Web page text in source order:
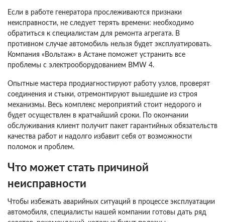
Если в работе генератора прослеживаются признаки
неисправности, не следует терять времени: необходимо
обратиться к специалистам для ремонта агрегата. В
противном случае автомобиль нельзя будет эксплуатировать.
Компания «Вольтаж» в Астане поможет устранить все
проблемы с электрооборудованием BMW 4.
Опытные мастера продиагностируют работу узлов, проверят
соединения и стыки, отремонтируют вышедшие из строя
механизмы. Весь комплекс мероприятий стоит недорого и
будет осуществлен в кратчайший сроки. По окончании
обслуживания клиент получит пакет гарантийных обязательств
качества работ и надолго избавит себя от возможности
поломок и проблем.
Что может стать причиной
неисправности
Чтобы избежать аварийных ситуаций в процессе эксплуатации
автомобиля, специалисты нашей компании готовы дать ряд